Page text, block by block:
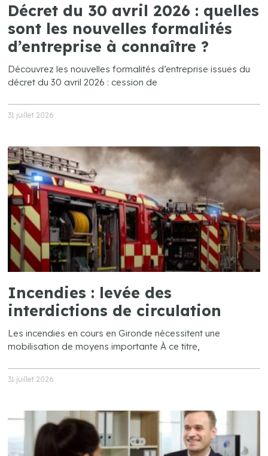
Décret du 30 avril 2026 : quelles
sont les nouvelles formalités
d’entreprise à connaître ?
Découvrez les nouvelles formalités d’entreprise issues du
décret du 30 avril 2026 : cession de
31 juillet 2026
Incendies : levée des
interdictions de circulation
Les incendies en cours en Gironde nécessitent une
mobilisation de moyens importante À ce titre,
31 juillet 2026